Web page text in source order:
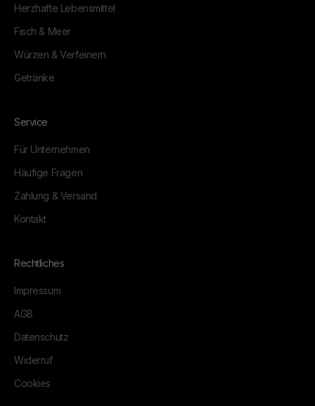
Herzhafte Lebensmittel
Fisch & Meer
Würzen & Verfeinern
Getränke
Service
Für Unternehmen
Häufige Fragen
Zahlung & Versand
Kontakt
Rechtliches
Impressum
AGB
Datenschutz
Widerruf
Cookies